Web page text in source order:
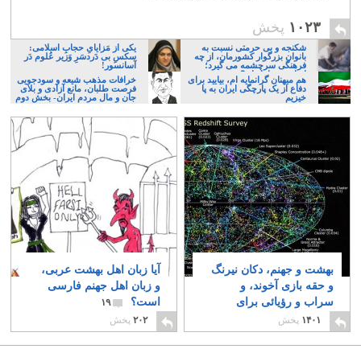
۱۰۲۳ پخش
شکنجه و بی حرمتی نسبت به
بانوان بزرگوار کشورمان، از چه
فرهنگی سرچشمه می گیرد؛
ایرانی، و یا تازیان؟
یکی از مَزایایِ حجابِ اسلامی:
سکسِ بی دَردسَرِ وَزیر عُلوم دَر
آسانسور!
هم میهنان گرانمایه ام، بیایید برای
دفاع از یک پارچگی ایران به پا
خیزیم
خرافات مذهب شیعه و سودجویی
فرصت طلبان، مانع آزادی و بلای
جان و مال مردم ایران- بخش دوم
بهشت و جهنم، دکان نیرنگ
و حقه بازی آخوند، و
سراب و رؤیائی برای
خردباختگان
۱۴۰۱ پخش
آیا زبان اهل بهشت عربی،
و زبان اهل جهنم فارسی
است؟
۱۹
۲۰۲ پخش